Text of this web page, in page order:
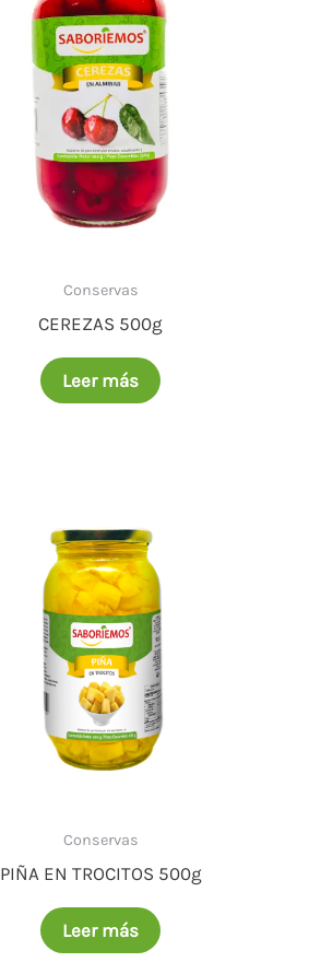
Conservas
CEREZAS 500g
Leer más
Conservas
PIÑA EN TROCITOS 500g
Leer más